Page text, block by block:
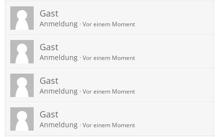
Gast
Anmeldung Vor einem Moment
Gast
Anmeldung Vor einem Moment
Gast
Anmeldung Vor einem Moment
Gast
Anmeldung Vor einem Moment